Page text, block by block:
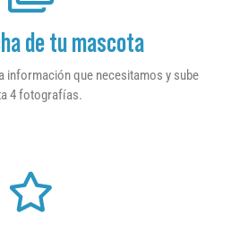
de tu mascota
información que necesitamos y sube
4 fotografías.